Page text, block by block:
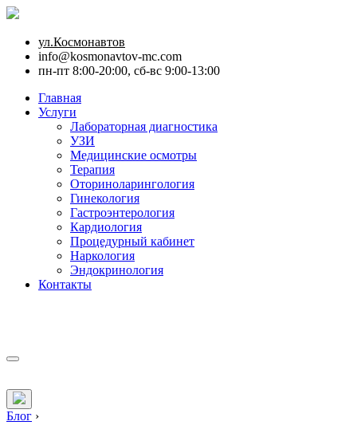
ул.Космонавтов
info@kosmonavtov-mc.com
пн-пт 8:00-20:00, сб-вс 9:00-13:00
Главная
Услуги
Лабораторная диагностика
УЗИ
Медицинские осмотры
Терапия
Оториноларингология
Гинекология
Гастроэнтерология
Кардиология
Процедурный кабинет
Наркология
Эндокринология
Контакты
Блог ›